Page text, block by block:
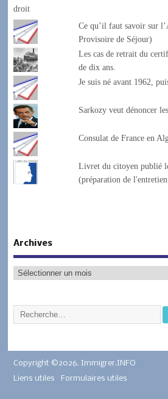
Ce qu’il faut savoir sur
Provisoire de Séjour)
Les cas de retrait du
de dix ans.
Je suis né avant 1962,
Sarkozy veut dénoncer
Consulat de France en
Livret du citoyen publié
(préparation de
Archives
Copyright ©2026. Immigrer.INFO
Liens utiles
Formulaires utiles